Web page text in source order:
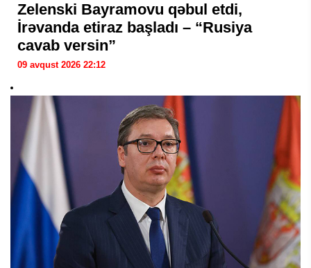
Zelenski Bayramovu qəbul etdi,
İrəvanda etiraz başladı – “Rusiya
cavab versin”
09 avqust 2026 22:12